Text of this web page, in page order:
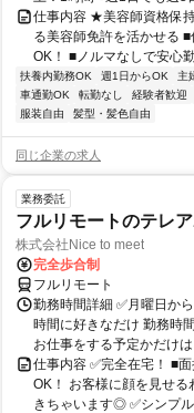
仕事内容 ★美容師資格保
る美容師免許を活かせる
OK！ ■ノルマなしで安心
扶養内勤務OK 週1日からOK 主
車通勤OK
転勤なし 経験者歓迎
服装自由
髪型・髪色自由
同じ企業の求人
業務委託
フルリモートのテレ
株式会社Nice to meet
完全歩合制
フルリモート
勤務時間詳細 ✅月曜日か
時間に好きなだけ 勤務時
お仕事をする予定かだけ
仕事内容 ✅完全在宅！ ■
OK！ お客様に顔を見せ
きちゃいます◎ ✅シンプ